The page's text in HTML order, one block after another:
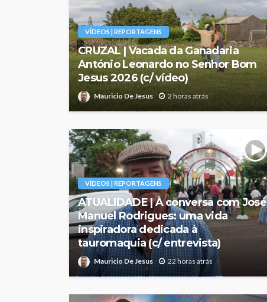
VÍDEOS | REPORTAGENS
CRUZAL | Vacada da Ganadaria
António Leonardo no Senhor Bom
Jesus 2026 (c/ vídeo)
Mauricio De Jesus 2 horas atrás
VÍDEOS | REPORTAGENS
ATUALIDADE | À conversa com José
Manuel Rodrigues: uma vida
inspiradora dedicada à
tauromaquia (c/ entrevista)
Mauricio De Jesus 22 horas atrás